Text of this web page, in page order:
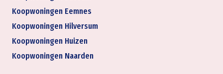
Koopwoningen Eemnes
Koopwoningen Hilversum
Koopwoningen Huizen
Koopwoningen Naarden